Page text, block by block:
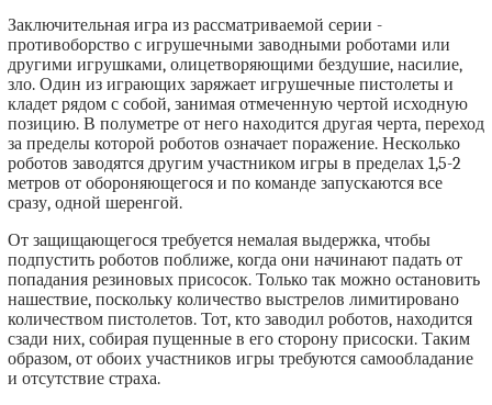
Заключительная игра из рассматриваемой серии -
противоборство с игрушечными заводными роботами или
другими игрушками, олицетворяющими бездушие, насилие,
зло. Один из играющих заряжает игрушечные пистолеты и
кладет рядом с собой, занимая отмеченную чертой исходную
позицию. В полуметре от него находится другая черта, переход
за пределы которой роботов означает поражение. Несколько
роботов заводятся другим участником игры в пределах 1,5-2
метров от обороняющегося и по команде запускаются все
сразу, одной шеренгой.
От защищающегося требуется немалая выдержка, чтобы
подпустить роботов поближе, когда они начинают падать от
попадания резиновых присосок. Только так можно остановить
нашествие, поскольку количество выстрелов лимитировано
количеством пистолетов. Тот, кто заводил роботов, находится
сзади них, собирая пущенные в его сторону присоски. Таким
образом, от обоих участников игры требуются самообладание
и отсутствие страха.